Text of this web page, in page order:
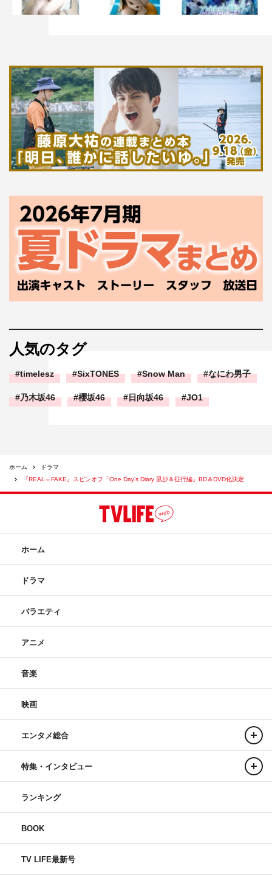
人気のタグ
timelesz SixTONES Snow Man なにわ男子
乃木坂46 櫻坂46 日向坂46 JO1
ホーム
ドラマ
『REAL⇔FAKE』スピンオフ「One Day’s Diary 凪沙＆征行編」BD＆DVD化決定
ホーム
ドラマ
バラエティ
アニメ
音楽
映画
エンタメ総合
特集・インタビュー
ランキング
BOOK
TV LIFE最新号